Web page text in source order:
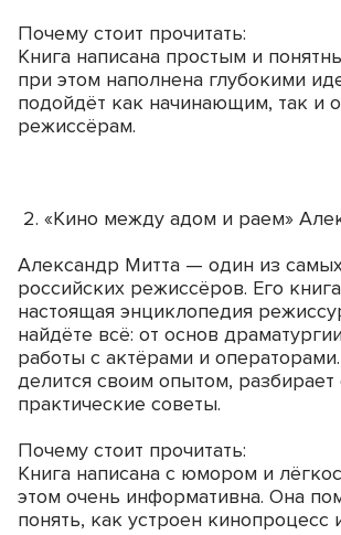
Почему стоит прочитать:
Книга написана простым и
при этом наполнена глубокими
подойдёт как начинающим, так и
режиссёрам.
2. «Кино между адом и раем»
Александр Митта — один из
российских режиссёров. Его
настоящая энциклопедия
найдёте всё: от основ
работы с актёрами и
делится своим опытом,
практические советы.
Почему стоит прочитать:
Книга написана с юмором и
этом очень информативна. Она
понять, как устроен кинопроцесс